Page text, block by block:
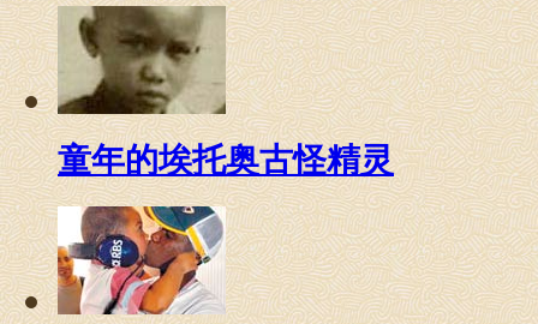
童年的埃托奥古怪精灵